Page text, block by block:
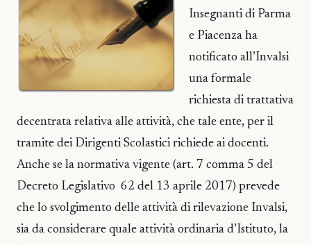
Insegnanti di Parma
e Piacenza ha
notificato all’Invalsi
una formale
richiesta di trattativa
decentrata relativa alle attività, che tale ente, per il
tramite dei Dirigenti Scolastici richiede ai docenti.
Anche se la normativa vigente (art. 7 comma 5 del
Decreto Legislativo 62 del 13 aprile 2017) prevede
che lo svolgimento delle attività di rilevazione Invalsi,
sia da considerare quale attività ordinaria d’Istituto, la